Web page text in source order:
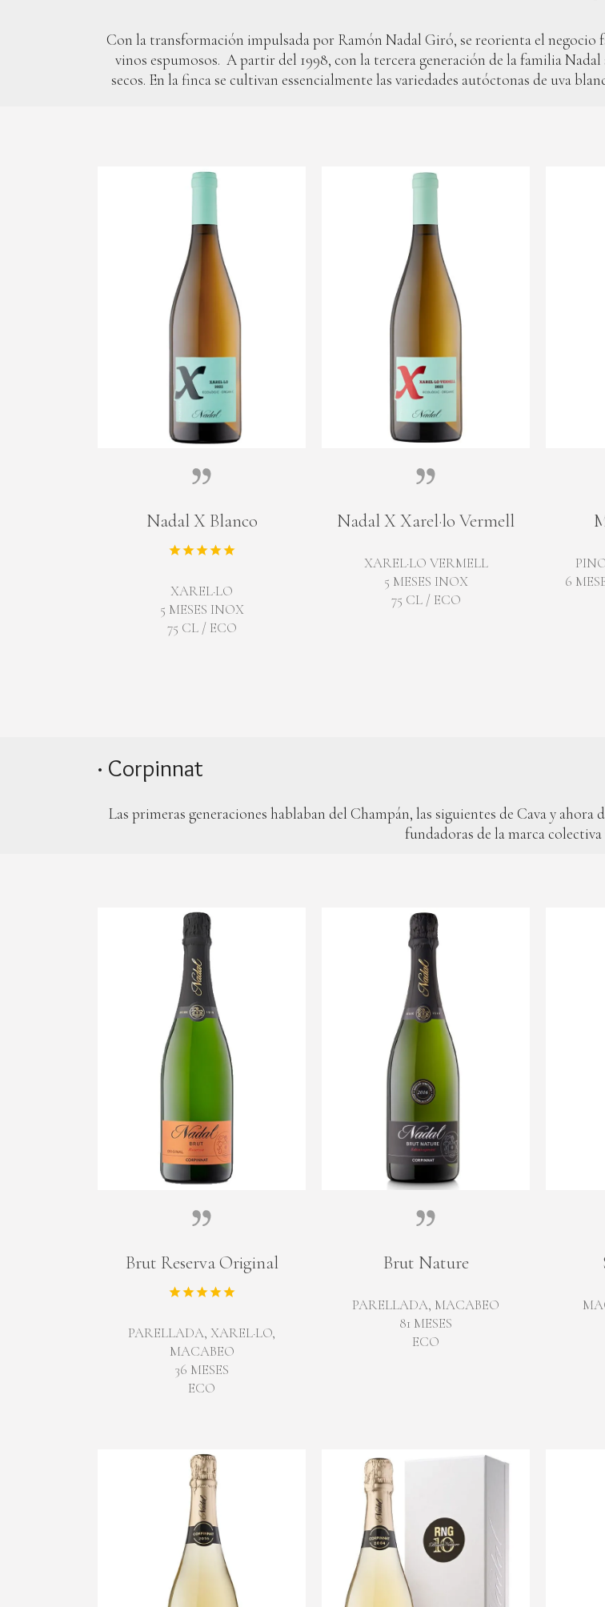
Con la transformación impulsada por Ramón Nadal Giró, se reorienta el negocio
vinos espumosos. A partir del 1998, con la tercera generación de la familia
secos. En la finca se cultivan essencialmente las variedades autóctonas de uva
Nadal X Blanco
XAREL·LO
5 MESES INOX
75 CL / ECO
Nadal X Xarel·lo Vermell
XAREL·LO VERMELL
5 MESES INOX
75 CL / ECO
6
· Corpinnat
Las primeras generaciones hablaban del Champán, las siguientes de Cava y
fundadoras de la marca
Brut Reserva Original
PARELLADA, XAREL·LO,
MACABEO
36 MESES
ECO
Brut Nature
PARELLADA, MACABEO
81 MESES
ECO